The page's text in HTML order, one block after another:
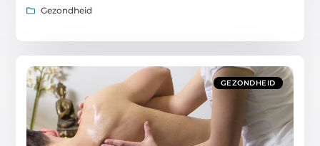
Gezondheid
GEZONDHEID